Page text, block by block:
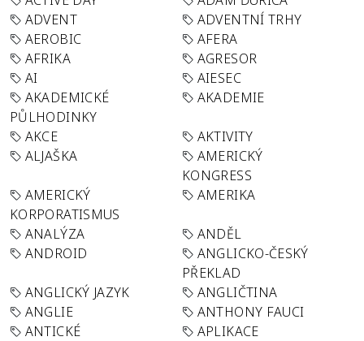
ADVENT
ADVENTNÍ TRHY
AEROBIC
AFERA
AFRIKA
AGRESOR
AI
AIESEC
AKADEMICKÉ
PŮLHODINKY
AKADEMIE
AKCE
AKTIVITY
ALJAŠKA
AMERICKÝ
KONGRESS
AMERICKÝ
KORPORATISMUS
AMERIKA
ANALÝZA
ANDĚL
ANDROID
ANGLICKO-ČESKÝ
PŘEKLAD
ANGLICKÝ JAZYK
ANGLIČTINA
ANGLIE
ANTHONY FAUCI
ANTICKÉ
APLIKACE